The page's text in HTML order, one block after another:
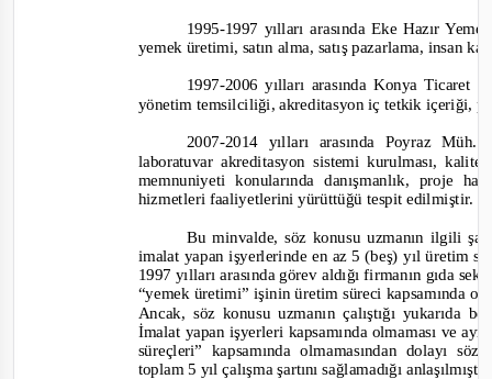
1995-1997 yılları arasında Eke Hazır
yemek üretimi, satın alma, satış pazarlama, insan
1997-2006 yılları arasında Konya Ticaret
yönetim temsilciliği, akreditasyon iç tetkik içeriği,
2007-2014 yılları arasında Poyraz
laboratuvar akreditasyon sistemi kurulması,
memnuniyeti konularında danışmanlık, proje
hizmetleri faaliyetlerini yürüttüğü tespit edilmiştir.
Bu minvalde, söz konusu uzmanın ilgili
imalat yapan işyerlerinde en az 5 (beş) yıl üretim
1997 yılları arasında görev aldığı firmanın gıda
“yemek üretimi” işinin üretim süreci kapsamında
Ancak, söz konusu uzmanın çalıştığı yukarıda
İmalat yapan işyerleri kapsamında olmaması ve
süreçleri” kapsamında olmamasından dolayı
toplam 5 yıl çalışma şartını sağlamadığı